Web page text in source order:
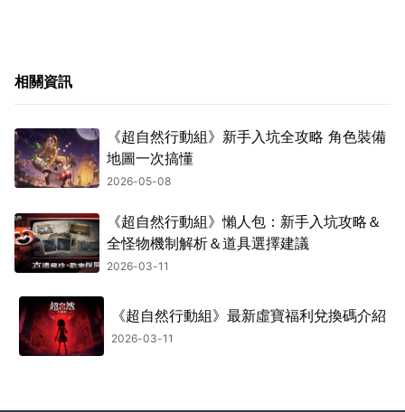
相關資訊
《超自然行動組》新手入坑全攻略 角色裝備
地圖一次搞懂
2026-05-08
《超自然行動組》懶人包：新手入坑攻略＆
全怪物機制解析＆道具選擇建議
2026-03-11
《超自然行動組》最新虛寶福利兌換碼介紹
2026-03-11